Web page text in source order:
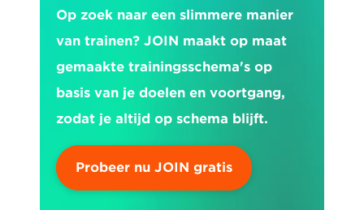
Op zoek naar een slimmere manier
van trainen? JOIN maakt op maat
gemaakte trainingsschema's op
basis van je doelen en voortgang,
zodat je altijd op schema blijft.
Probeer nu JOIN gratis